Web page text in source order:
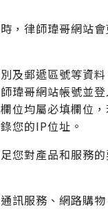
，律師瑋哥網站會
及郵遞區號等資
瑋哥網站帳號並
位均屬必填欄位
您的IP位址。
您對產品和服務
訊服務、網路購